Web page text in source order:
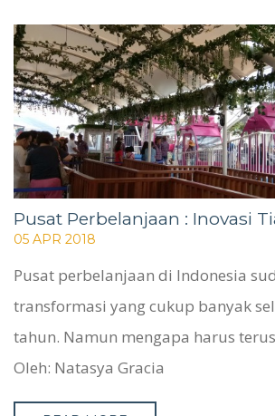
WHO WE ARE
SERVICES
PROJECTS
CASE STUDIES
PEOPLE
BLOG
CONTACT
Pusat Perbelanjaan : Inovasi
05 APR 2018
Pusat perbelanjaan di Indonesia
transformasi yang cukup banyak
tahun. Namun mengapa harus
Oleh: Natasya Gracia